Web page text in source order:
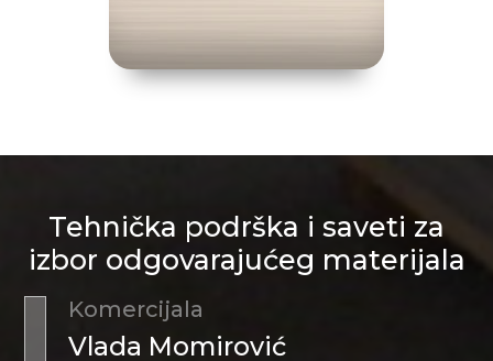
Tehnička podrška i saveti za
izbor odgovarajućeg materijala
Komercijala
Vlada Momirović